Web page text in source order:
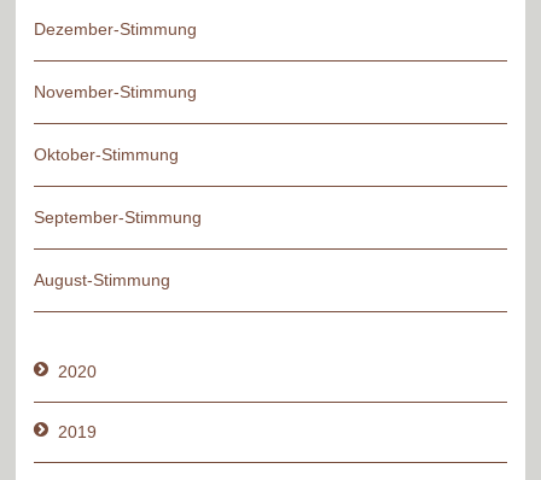
Dezember-Stimmung
November-Stimmung
Oktober-Stimmung
September-Stimmung
August-Stimmung
2020
2019